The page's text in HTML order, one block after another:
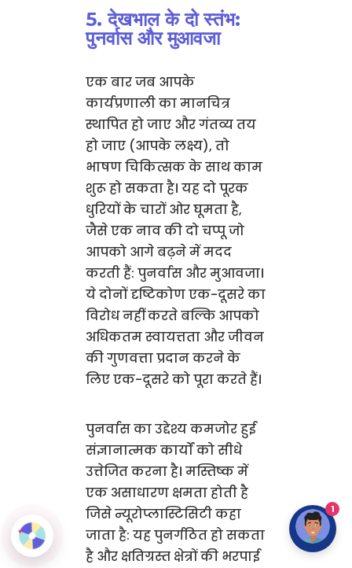
5. देखभाल के दो स्तंभ:
पुनर्वास और मुआवजा
एक बार जब आपके
कार्यप्रणाली का मानचित्र
स्थापित हो जाए और गंतव्य तय
हो जाए (आपके लक्ष्य), तो
भाषण चिकित्सक के साथ काम
शुरू हो सकता है। यह दो पूरक
धुरियों के चारों ओर घूमता है,
जैसे एक नाव की दो चप्पू जो
आपको आगे बढ़ने में मदद
करती हैं: पुनर्वास और मुआवजा।
ये दोनों दृष्टिकोण एक-दूसरे का
विरोध नहीं करते बल्कि आपको
अधिकतम स्वायत्तता और जीवन
की गुणवत्ता प्रदान करने के
लिए एक-दूसरे को पूरा करते हैं।
पुनर्वास का उद्देश्य कमजोर हुई
संज्ञानात्मक कार्यों को सीधे
उत्तेजित करना है। मस्तिष्क में
एक असाधारण क्षमता होती है
जिसे न्यूरोप्लास्टिसिटी कहा
जाता है: यह पुनर्गठित हो सकता
है और क्षतिग्रस्त क्षेत्रों की भरपाई
1